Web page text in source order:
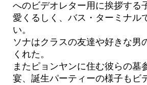
へのビデオレター用に挨拶する
愛くるしく、バス・ターミナル
い。
ソナはクラスの友達や好きな男
くれた。
またピョンヤンに住む彼らの墓
宴、誕生パーティーの様子もビ